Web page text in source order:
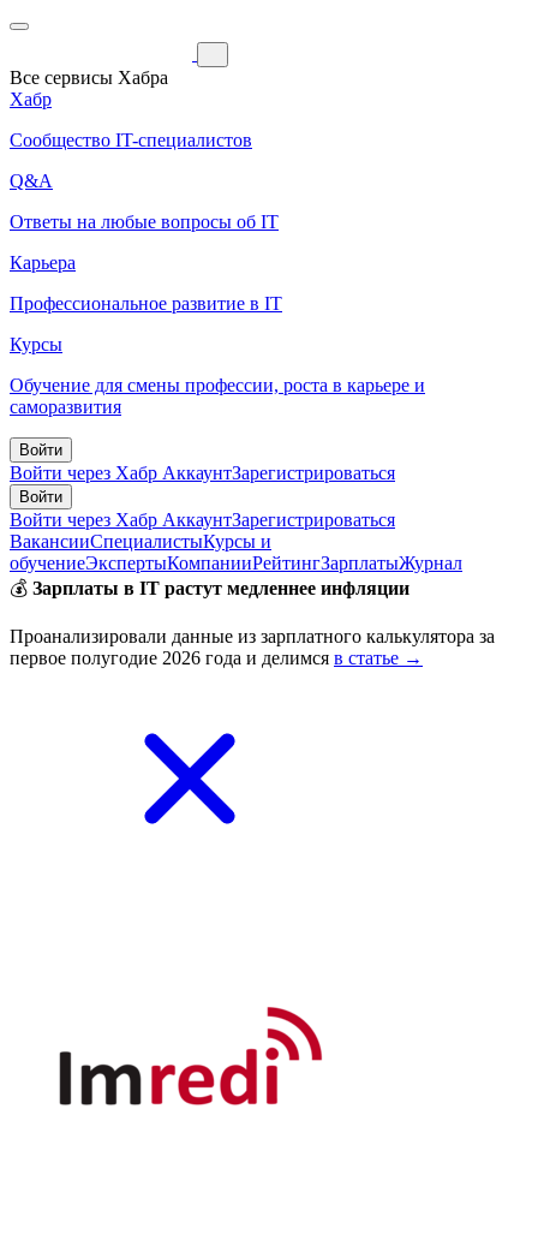
Все сервисы Хабра
Хабр
Сообщество IT-специалистов
Q&A
Ответы на любые вопросы об IT
Карьера
Профессиональное развитие в IT
Курсы
Обучение для смены профессии, роста в карьере и
саморазвития
Войти
Войти через Хабр АккаунтЗарегистрироваться
Войти
Войти через Хабр АккаунтЗарегистрироваться
ВакансииСпециалистыКурсы и
обучениеЭкспертыКомпанииРейтингЗарплатыЖурнал
💰 Зарплаты в IT растут медленнее инфляции
Проанализировали данные из зарплатного калькулятора за
первое полугодие 2026 года и делимся в статье →